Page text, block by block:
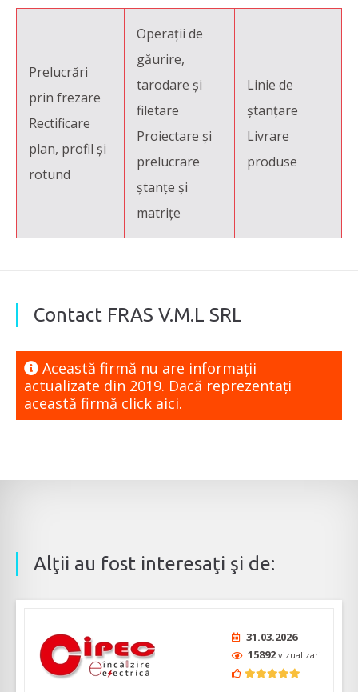
Prelucrări
prin frezare
Rectificare
plan, profil și
rotund
Operații de
găurire,
tarodare și
filetare
Proiectare și
prelucrare
ştanțe și
matrițe
Linie de
ştanțare
Livrare
produse
Contact FRAS V.M.L SRL
Această firmă nu are informaţii
actualizate din 2019. Dacă reprezentaţi
această firmă click aici.
Alţii au fost interesaţi şi de:
31.03.2026
15892vizualizari